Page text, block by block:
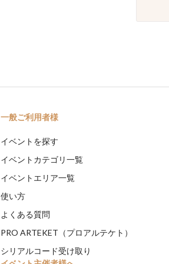
一般ご利用者様
イベントを探す
イベントカテゴリ一覧
イベントエリア一覧
使い方
よくある質問
PRO ARTEKET（プロアルテケト）
シリアルコード受け取り